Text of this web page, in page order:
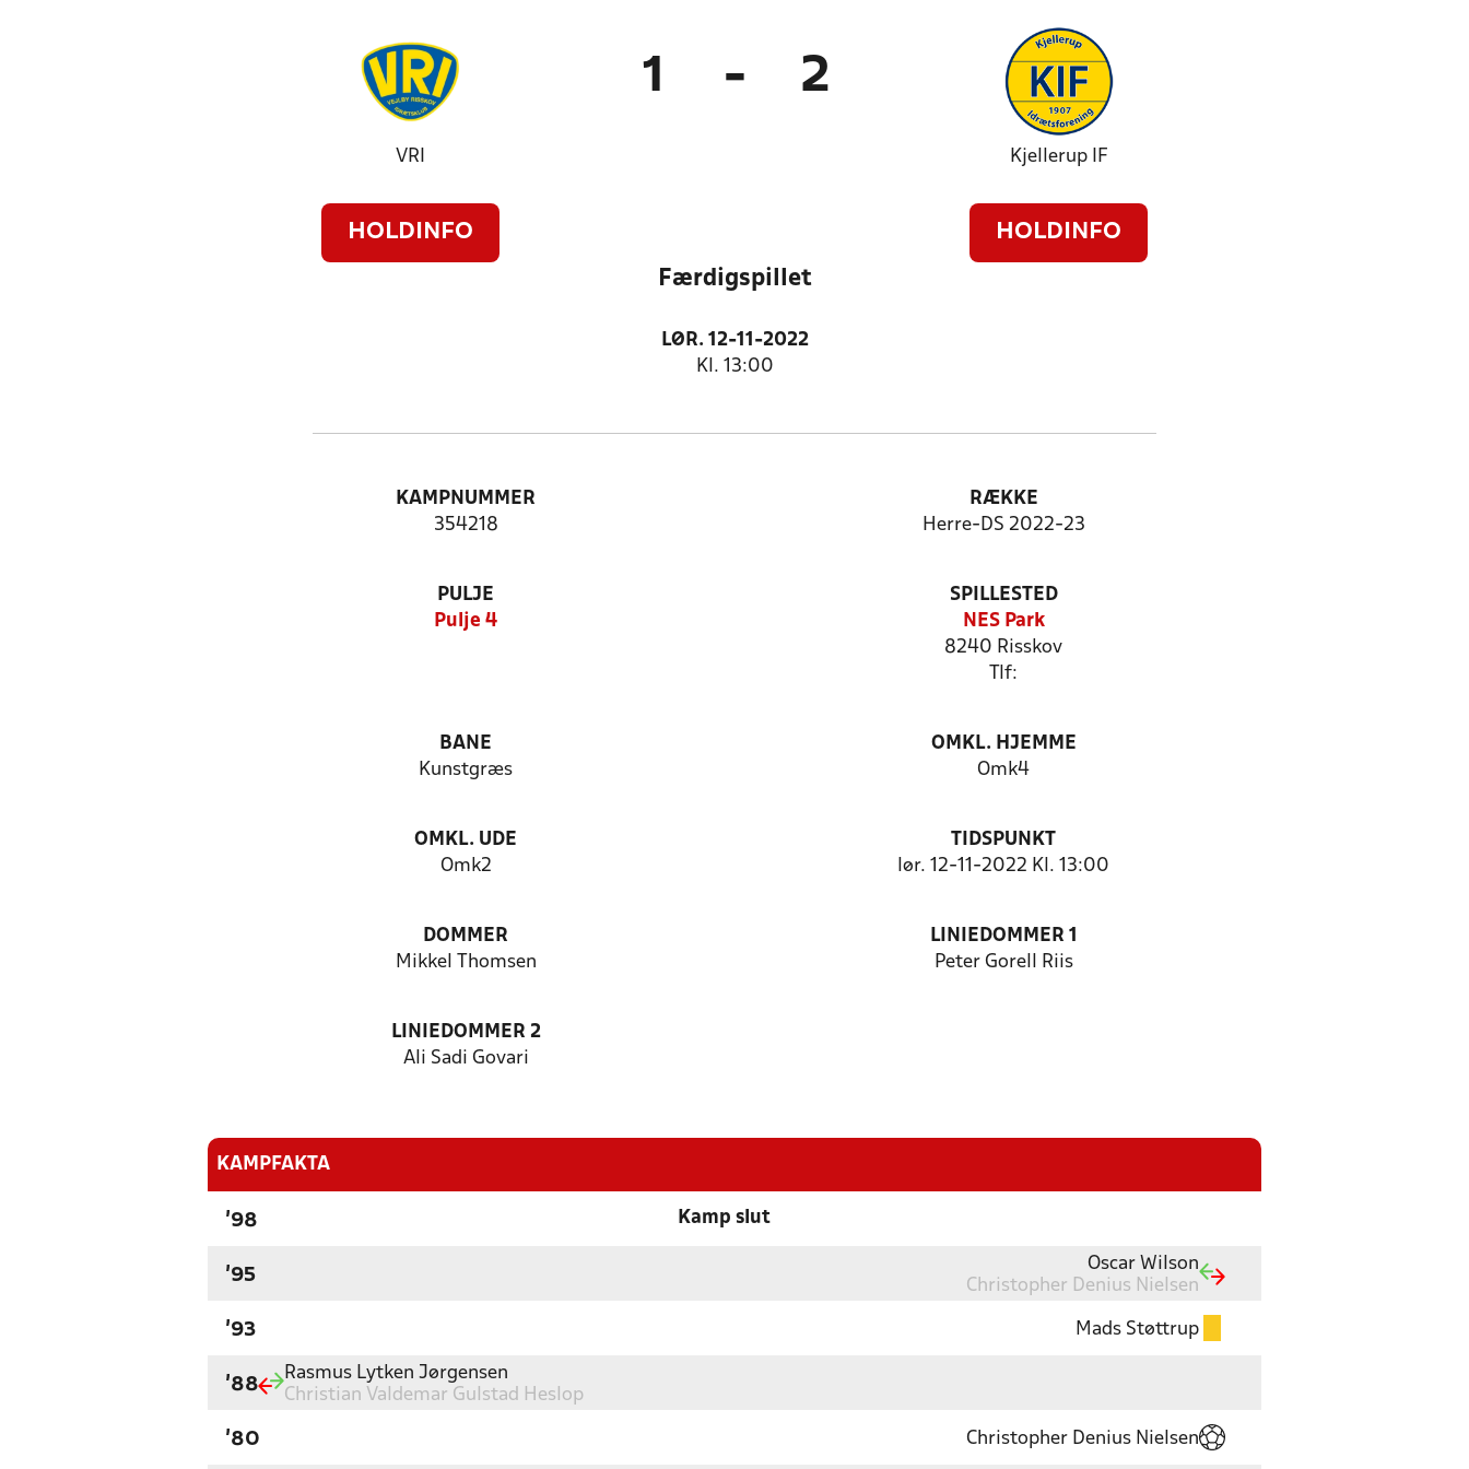
VRI
HOLDINFO
1 - 2
Kjellerup IF
HOLDINFO
Færdigspillet
LØR. 12-11-2022
Kl. 13:00
KAMPNUMMER
354218
RÆKKE
Herre-DS 2022-23
PULJE
Pulje 4
SPILLESTED
NES Park
8240 Risskov
Tlf:
BANE
Kunstgræs
OMKL. HJEMME
Omk4
OMKL. UDE
Omk2
TIDSPUNKT
lør. 12-11-2022 Kl. 13:00
DOMMER
Mikkel Thomsen
LINIEDOMMER 1
Peter Gorell Riis
LINIEDOMMER 2
Ali Sadi Govari
KAMPFAKTA
'98 Kamp slut
'95
Oscar Wilson
Christopher Denius Nielsen
'93 Mads Støttrup
'88
Rasmus Lytken Jørgensen
Christian Valdemar Gulstad Heslop
'80 Christopher Denius Nielsen